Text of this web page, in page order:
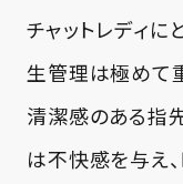
チャットレディに
生管理は極めて
清潔感のある指
は不快感を与え